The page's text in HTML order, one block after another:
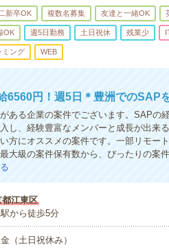
新卒OK 複数名募集 友達と一緒OK
OK 週5日勤務 土日祝休 残業少
ミング WEB
6560円！週5日＊豊洲でのSAP
ある企業の案件でございます。SAPの
し、経験豊富なメンバーと成長が出来
方にオススメの案件です。一部リモー
大級の案件保有数から、ぴったりの案
江東区
から徒歩5分
（土日祝休み）